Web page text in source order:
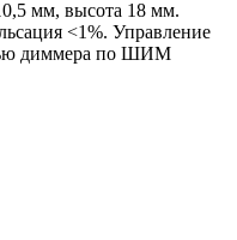
мм, высота 18 мм.
<1%. Управление
диммера по ШИМ